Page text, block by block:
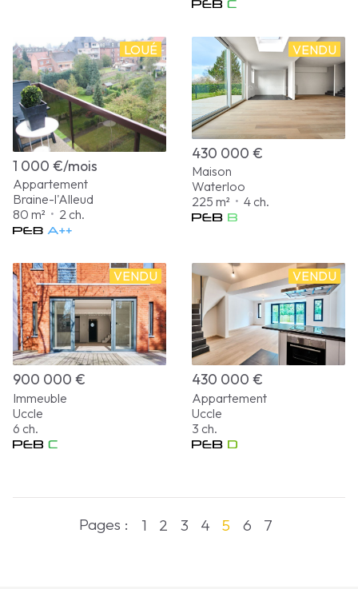
LOUÉ
1 000 €/mois
Appartement
Braine-l'Alleud
80 m² • 2 ch.
VENDU
430 000 €
Maison
Waterloo
225 m² • 4 ch.
VENDU
900 000 €
Immeuble
Uccle
6 ch.
VENDU
430 000 €
Appartement
Uccle
3 ch.
Pages : 1 2 3 4 5 6 7